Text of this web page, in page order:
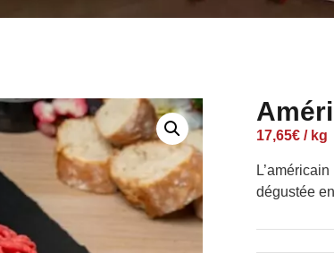
17,65€ / kg
dégustée